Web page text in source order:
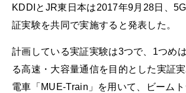
KDDIとJR東日本は2017年9月28日、
証実験を共同で実施すると発表した。
計画している実証実験は3つで、1つめ
る高速・大容量通信を目的とした実証
電車「MUE-Train」を用いて、ビーム